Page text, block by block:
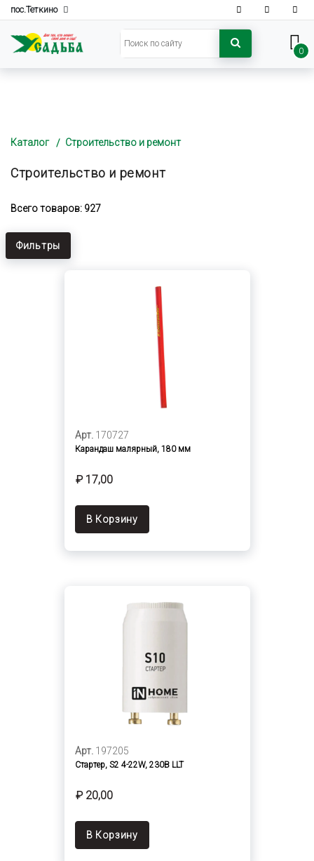
пос.Теткино
0
Каталог Строительство и ремонт
Строительство и ремонт
Всего товаров: 927
Фильтры
Арт. 170727
Карандаш малярный, 180 мм
₽ 17,00
В Корзину
Арт. 197205
Стартер, S2 4-22W, 230В LLT
₽ 20,00
В Корзину